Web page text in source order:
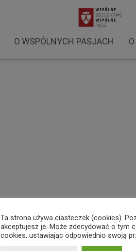
O WSPÓLNYCH PASJACH
Ta strona używa ciasteczek (cookies).
akceptujesz je. Może zdecydować o tym
cookies, ustawiając odpowiednio swoją